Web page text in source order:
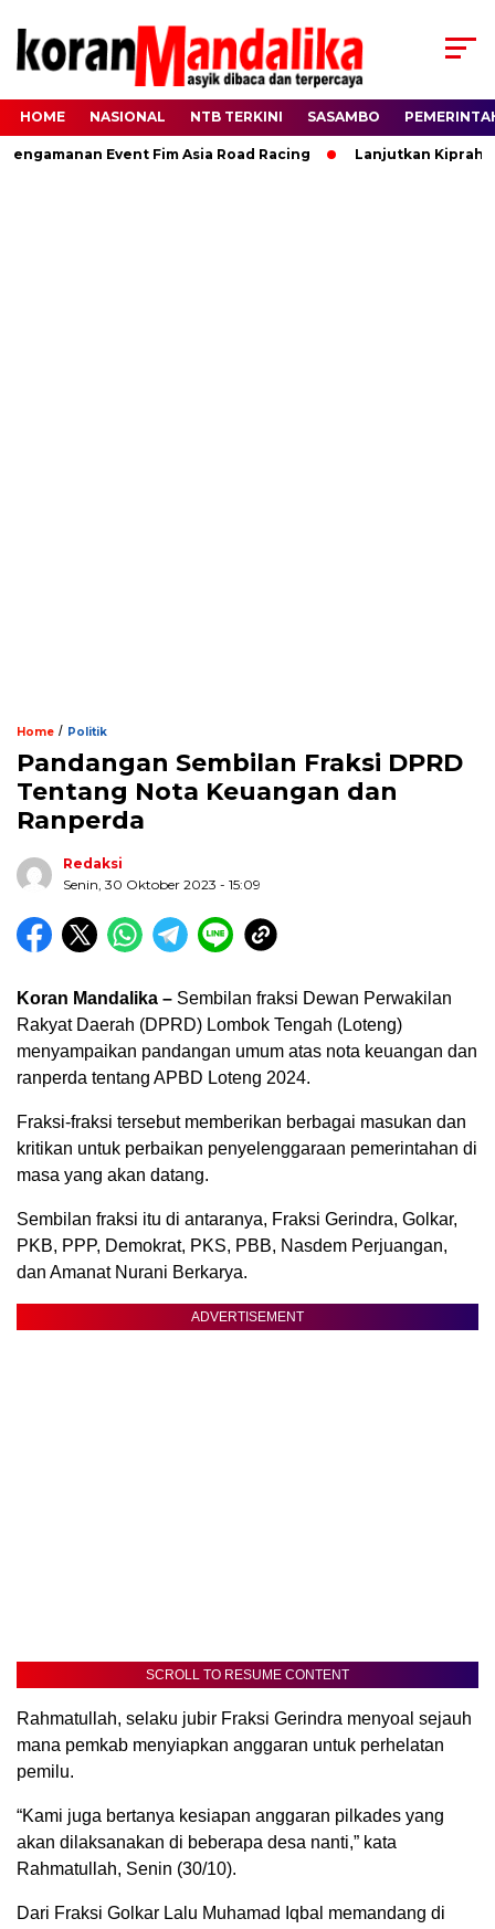
HOME NASIONAL NTB TERKINI SASAMBO
Event Fim Asia Road Racing Lanjutkan Kiprah
Home / Politik
Pandangan Sembilan Fraksi DPRD
Tentang Nota Keuangan dan
Ranperda
Redaksi
Senin, 30 Oktober 2023 - 15:09
Koran Mandalika – Sembilan fraksi Dewan Perwakilan
Rakyat Daerah (DPRD) Lombok Tengah (Loteng)
menyampaikan pandangan umum atas nota keuangan dan
ranperda tentang APBD Loteng 2024.
Fraksi-fraksi tersebut memberikan berbagai masukan dan
kritikan untuk perbaikan penyelenggaraan pemerintahan di
masa yang akan datang.
Sembilan fraksi itu di antaranya, Fraksi Gerindra, Golkar,
PKB, PPP, Demokrat, PKS, PBB, Nasdem Perjuangan,
dan Amanat Nurani Berkarya.
ADVERTISEMENT
SCROLL TO RESUME CONTENT
Rahmatullah, selaku jubir Fraksi Gerindra menyoal sejauh
mana pemkab menyiapkan anggaran untuk perhelatan
pemilu.
“Kami juga bertanya kesiapan anggaran pilkades yang
akan dilaksanakan di beberapa desa nanti,” kata
Rahmatullah, Senin (30/10).
Dari Fraksi Golkar Lalu Muhamad Iqbal memandang di